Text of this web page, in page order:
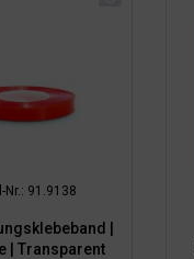
Nr.: 91.9138
|
| Transparent